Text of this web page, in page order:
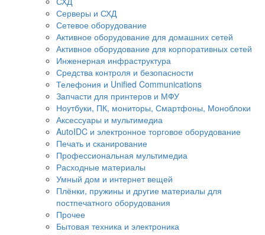
Серверы и СХД
Сетевое оборудование
Активное оборудование для домашних сетей
Активное оборудование для корпоративных сетей
Инженерная инфраструктура
Средства контроля и безопасности
Телефония и Unified Communications
Запчасти для принтеров и МФУ
Ноутбуки, ПК, мониторы, Смартфоны, Моноблоки
Аксессуары и мультимедиа
AutoIDC и электронное торговое оборудование
Печать и сканирование
Профессиональная мультимедиа
Расходные материалы
Умный дом и интернет вещей
Плёнки, пружины и другие материалы для
постпечатного оборудования
Прочее
Бытовая техника и электроника